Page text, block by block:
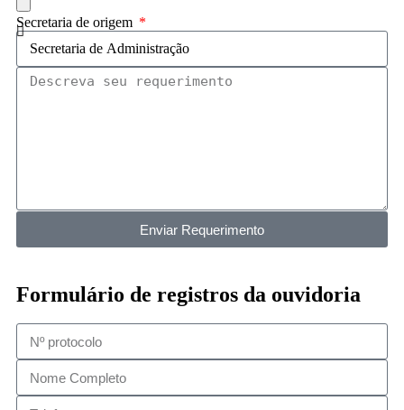
Secretaria de origem
Enviar Requerimento
Formulário de registros da ouvidoria